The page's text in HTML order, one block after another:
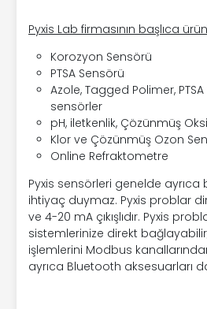
Pyxis Lab firmasının başlıca
Korozyon Sensörü
PTSA Sensörü
Azole, Tagged Polimer,
sensörler
pH, iletkenlik, Çözünmüş
Klor ve Çözünmüş Ozon
Online Refraktometre
Pyxis sensörleri genelde
ihtiyaç duymaz. Pyxis problar
ve 4-20 mA çıkışlıdır. Pyxis
sistemlerinize direkt
işlemlerini Modbus
ayrıca Bluetooth aksesuarları